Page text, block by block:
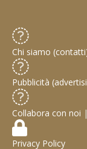
Chi siamo
Pubblicità
Collabora con noi |
Privacy Policy